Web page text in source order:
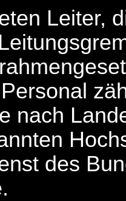
Leiter,
nach
des